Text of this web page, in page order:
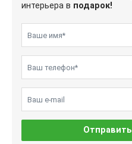
интерьера в подарок!
Отправить